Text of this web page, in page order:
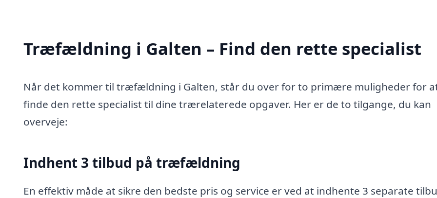
Træfældning i Galten – Find den rette specialist
Når det kommer til træfældning i Galten, står du over for to primære muligheder for
finde den rette specialist til dine trærelaterede opgaver. Her er de to tilgange, du kan
overveje:
Indhent 3 tilbud på træfældning
En effektiv måde at sikre den bedste pris og service er ved at indhente 3 separate